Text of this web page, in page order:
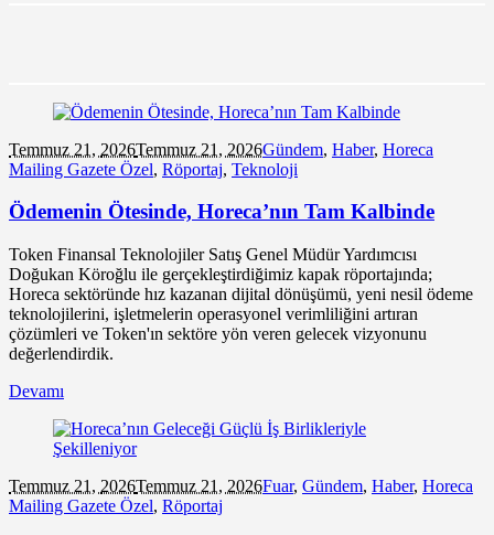
Temmuz 21, 2026Temmuz 21, 2026Gündem, Haber, Horeca
Mailing Gazete Özel, Röportaj, Teknoloji
Ödemenin Ötesinde, Horeca’nın Tam Kalbinde
Token Finansal Teknolojiler Satış Genel Müdür Yardımcısı
Doğukan Köroğlu ile gerçekleştirdiğimiz kapak röportajında;
Horeca sektöründe hız kazanan dijital dönüşümü, yeni nesil ödeme
teknolojilerini, işletmelerin operasyonel verimliliğini artıran
çözümleri ve Token'ın sektöre yön veren gelecek vizyonunu
değerlendirdik.
Devamı
Temmuz 21, 2026Temmuz 21, 2026Fuar, Gündem, Haber, Horeca
Mailing Gazete Özel, Röportaj